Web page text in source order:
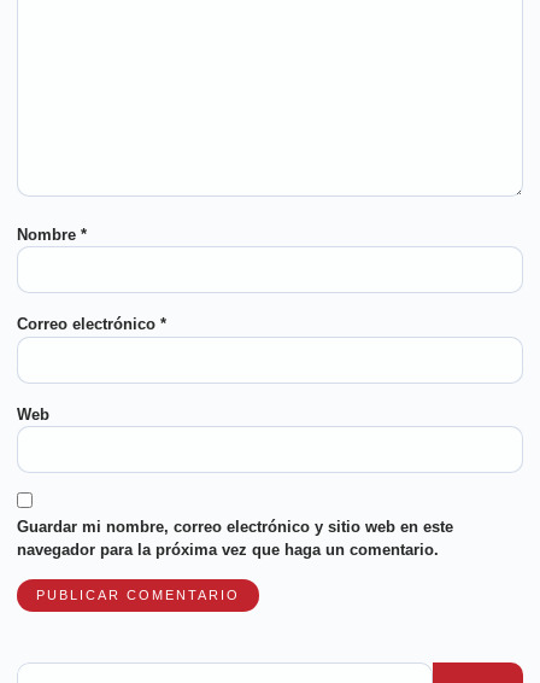
Nombre *
Correo electrónico *
Web
Guardar mi nombre, correo electrónico y sitio web en este
navegador para la próxima vez que haga un comentario.